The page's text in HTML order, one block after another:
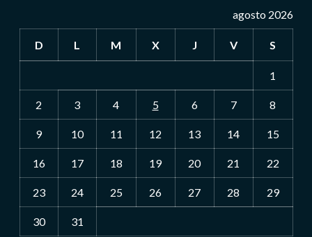
agosto 2026
D L M X J V S
1
2 3 4 5 6 7 8
9 10 11 12 13 14 15
16 17 18 19 20 21 22
23 24 25 26 27 28 29
30 31